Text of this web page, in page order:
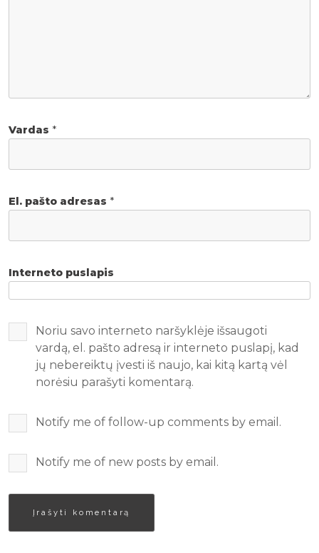
Vardas *
El. pašto adresas *
Interneto puslapis
Noriu savo interneto naršyklėje išsaugoti
vardą, el. pašto adresą ir interneto puslapį, kad
jų nebereiktų įvesti iš naujo, kai kitą kartą vėl
norėsiu parašyti komentarą.
Notify me of follow-up comments by email.
Notify me of new posts by email.